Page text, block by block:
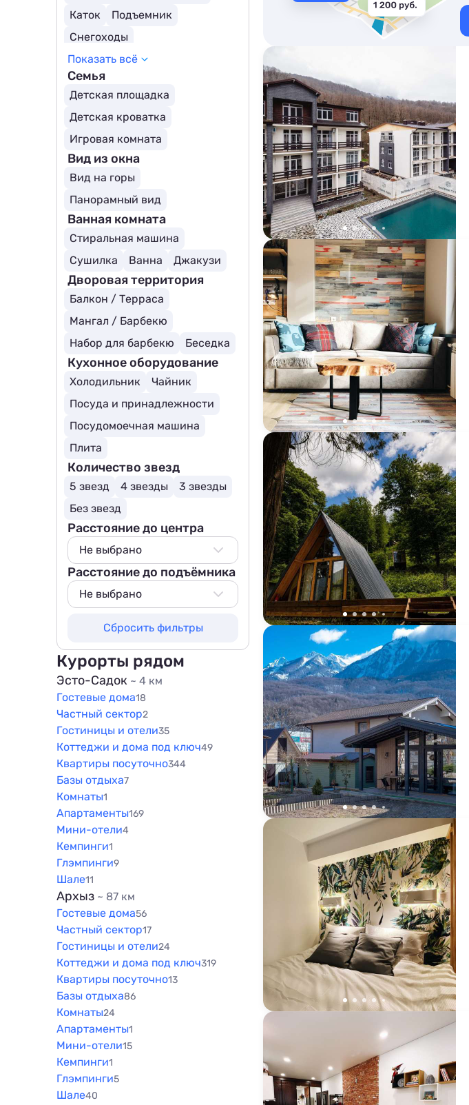
Каток
Подъемник
Снегоходы
Пруд/озеро поблизости
Верховая езда
Водные виды спорта
Теннисный корт
Охота
Тренажерный зал
Показать всё
Семья
Детская площадка
Детская кроватка
Игровая комната
Вид из окна
Вид на горы
Панорамный вид
Ванная комната
Стиральная машина
Сушилка
Ванна Джакузи
Дворовая территория
Балкон / Терраса
Мангал / Барбекю
Набор для барбекю
Беседка
Кухонное оборудование
Холодильник
Чайник
Посуда и принадлежности
Посудомоечная машина
Плита
Количество звезд
5 звезд 4 звезды
3 звезды
Без звезд
Расстояние до центра
Не выбрано
Не выбрано
50 м
200 м
500 м
800 м
1000 м
1500 м
Расстояние до подъёмника
Не выбрано
200 м
500 м
800 м
1000 м
1500 м
Сбросить фильтры
Курорты рядом
Эсто-Садок ~ 4 км
Гостевые дома18
Частный сектор2
Гостиницы и отели35
Коттеджи и дома под ключ49
Квартиры посуточно344
Базы отдыха7
Комнаты1
Апартаменты169
Мини-отели4
Кемпинги1
Глэмпинги9
Шале11
Архыз ~ 87 км
Гостевые дома56
Частный сектор17
Гостиницы и отели24
Коттеджи и дома под ключ319
Квартиры посуточно13
Базы отдыха86
Комнаты24
Апартаменты1
Мини-отели15
Кемпинги1
Глэмпинги5
Шале40